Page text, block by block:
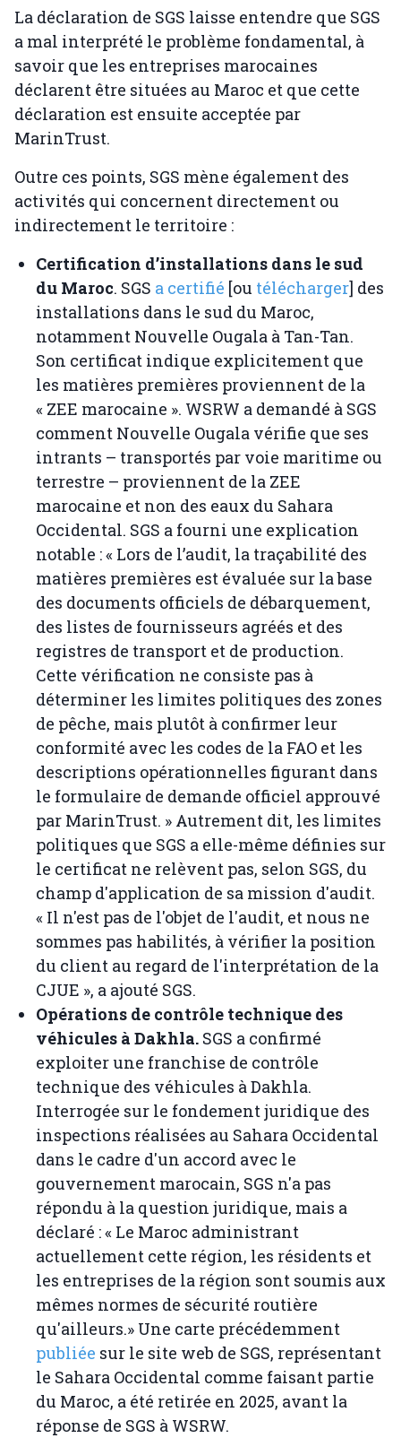
La déclaration de SGS laisse entendre que SGS
a mal interprété le problème fondamental, à
savoir que les entreprises marocaines
déclarent être situées au Maroc et que cette
déclaration est ensuite acceptée par
MarinTrust.
Outre ces points, SGS mène également des
activités qui concernent directement ou
indirectement le territoire :
Certification d’installations dans le sud
du Maroc. SGS a certifié [ou télécharger] des
installations dans le sud du Maroc,
notamment Nouvelle Ougala à Tan-Tan.
Son certificat indique explicitement que
les matières premières proviennent de la
« ZEE marocaine ». WSRW a demandé à SGS
comment Nouvelle Ougala vérifie que ses
intrants – transportés par voie maritime ou
terrestre – proviennent de la ZEE
marocaine et non des eaux du Sahara
Occidental. SGS a fourni une explication
notable : « Lors de l’audit, la traçabilité des
matières premières est évaluée sur la base
des documents officiels de débarquement,
des listes de fournisseurs agréés et des
registres de transport et de production.
Cette vérification ne consiste pas à
déterminer les limites politiques des zones
de pêche, mais plutôt à confirmer leur
conformité avec les codes de la FAO et les
descriptions opérationnelles figurant dans
le formulaire de demande officiel approuvé
par MarinTrust. » Autrement dit, les limites
politiques que SGS a elle-même définies sur
le certificat ne relèvent pas, selon SGS, du
champ d'application de sa mission d'audit.
« Il n'est pas de l'objet de l'audit, et nous ne
sommes pas habilités, à vérifier la position
du client au regard de l'interprétation de la
CJUE », a ajouté SGS.
Opérations de contrôle technique des
véhicules à Dakhla. SGS a confirmé
exploiter une franchise de contrôle
technique des véhicules à Dakhla.
Interrogée sur le fondement juridique des
inspections réalisées au Sahara Occidental
dans le cadre d'un accord avec le
gouvernement marocain, SGS n'a pas
répondu à la question juridique, mais a
déclaré : « Le Maroc administrant
actuellement cette région, les résidents et
les entreprises de la région sont soumis aux
mêmes normes de sécurité routière
qu'ailleurs.» Une carte précédemment
publiée sur le site web de SGS, représentant
le Sahara Occidental comme faisant partie
du Maroc, a été retirée en 2025, avant la
réponse de SGS à WSRW.